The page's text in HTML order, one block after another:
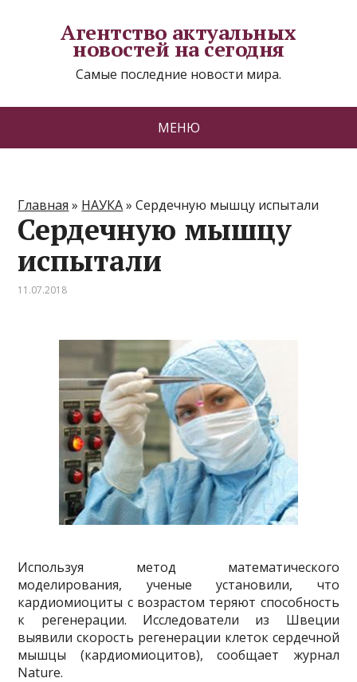
Агентство актуальных
новостей на сегодня
Самые последние новости мира.
МЕНЮ
Главная » НАУКА»Сердечную мышцу испытали
Сердечную мышцу
испытали
11.07.2018
Используя метод математического
моделирования, ученые установили, что
кардиомиоциты с возрастом теряют способность
к регенерации. Исследователи из Швеции
выявили скорость регенерации клеток сердечной
мышцы (кардиомиоцитов), сообщает журнал
Nature.